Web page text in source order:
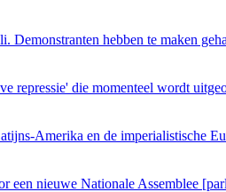
hebben te maken
repressie' die momenteel wordt
Amerika en de imperialistische
een nieuwe Nationale Assemblee